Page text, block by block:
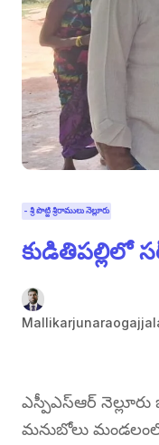
- శ్రీ పొట్టి శ్రీరాములు నెల్లూరు
కుడితిపల్లిలో
ఎస్పీఎస్ఆర్ నెల్లూరు
మనుబోలు